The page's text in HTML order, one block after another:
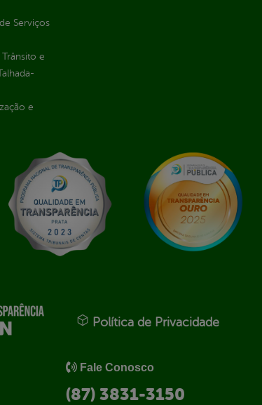
Serviços
e
e
Política de Privacidade
Fale Conosco
(87) 3831-3150